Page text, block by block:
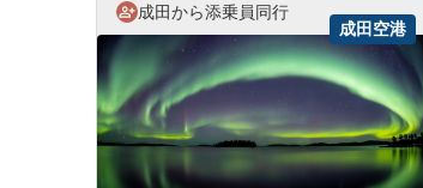
成田から添乗員同行
成田空港